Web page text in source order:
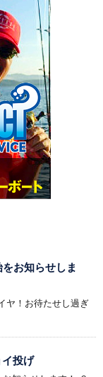
お知らせしま
ヤ！お待たせし過ぎ
投げ